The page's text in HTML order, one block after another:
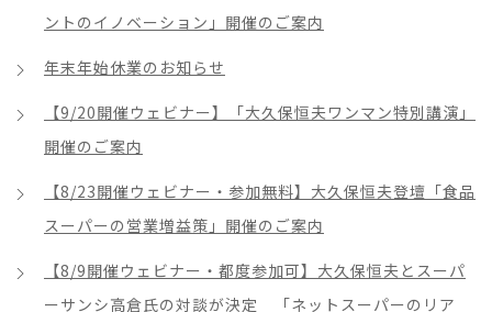
ントのイノベーション」開催のご案内
年末年始休業のお知らせ
【9/20開催ウェビナー】「大久保恒夫ワンマン特別講演」
開催のご案内
【8/23開催ウェビナー・参加無料】大久保恒夫登壇「食品
スーパーの営業増益策」開催のご案内
【8/9開催ウェビナー・都度参加可】大久保恒夫とスーパ
ーサンシ高倉氏の対談が決定 「ネットスーパーのリア